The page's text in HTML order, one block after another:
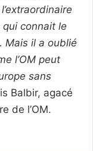
connait le
Mais il a oublié
l’OM peut
sans
Balbir, agacé
de l’OM.